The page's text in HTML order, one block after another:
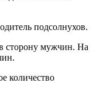
подсолнухов.
сторону мужчин. На
количество